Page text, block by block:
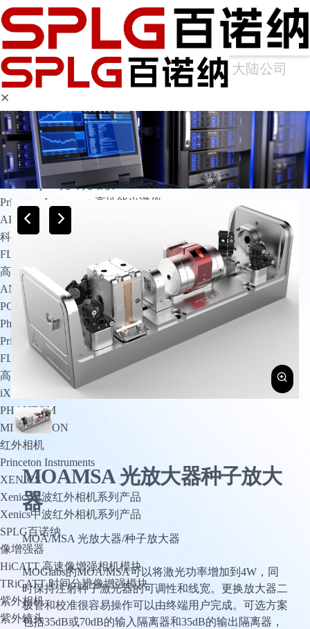
大陆公司
✕
首页
产品中心
光谱仪
Arcoptix傅里叶变换红外光谱仪
Ocean Optics光纤光谱仪
Princeton Instruments高性能光谱仪
APE光谱仪
科学成像
FLIM相机
高灵敏相机
ANDOR
PCO
PhotoMetrics
Princeton Instruments
FLI
高速相机
iX Cameras
PHANTOM
MIKROTRON
红外相机
Princeton Instruments
XENICS
Xenics短波红外相机系列产品
Xenics中波红外相机系列产品
SPLG百诺纳
像增强器
HiCATT 高速像增强相机模块
TRiCATT 时间分辨像增强模块
紫外相机
紫外镜头
MOAMSA 光放大器种子放大
器
MOA/MSA 光放大器/种子放大器
MOGlabs的MOA/MSA可以将激光功率增加到4W，同
时保持注射种子激光器的可调性和线宽。更换放大器二
极管和校准很容易操作可以由终端用户完成。可选方案
包括35dB或70dB的输入隔离器和35dB的输出隔离器，